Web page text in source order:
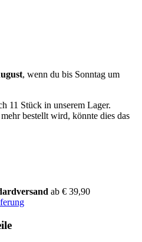
, wenn du bis Sonntag um
11 Stück in unserem Lager.
bestellt wird, könnte dies das
ab € 39,90